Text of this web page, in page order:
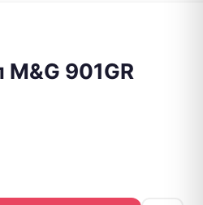
M&G 901GR